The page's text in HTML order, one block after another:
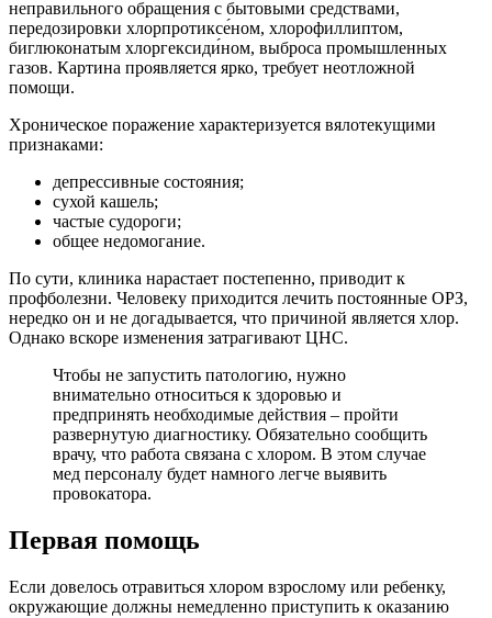
неправильного обращения с бытовыми средствами,
передозировки хлорпротиксе́ном, хлорофиллиптом,
биглюконатым хлоргексиди́ном, выброса промышленных
газов. Картина проявляется ярко, требует неотложной
помощи.
Хроническое поражение характеризуется вялотекущими
признаками:
депрессивные состояния;
сухой кашель;
частые судороги;
общее недомогание.
По сути, клиника нарастает постепенно, приводит к
профболезни. Человеку приходится лечить постоянные ОРЗ,
нередко он и не догадывается, что причиной является хлор.
Однако вскоре изменения затрагивают ЦНС.
Чтобы не запустить патологию, нужно
внимательно относиться к здоровью и
предпринять необходимые действия – пройти
развернутую диагностику. Обязательно сообщить
врачу, что работа связана с хлором. В этом случае
мед персоналу будет намного легче выявить
провокатора.
Первая помощь
Если довелось отравиться хлором взрослому или ребенку,
окружающие должны немедленно приступить к оказанию